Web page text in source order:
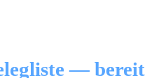
— bereit